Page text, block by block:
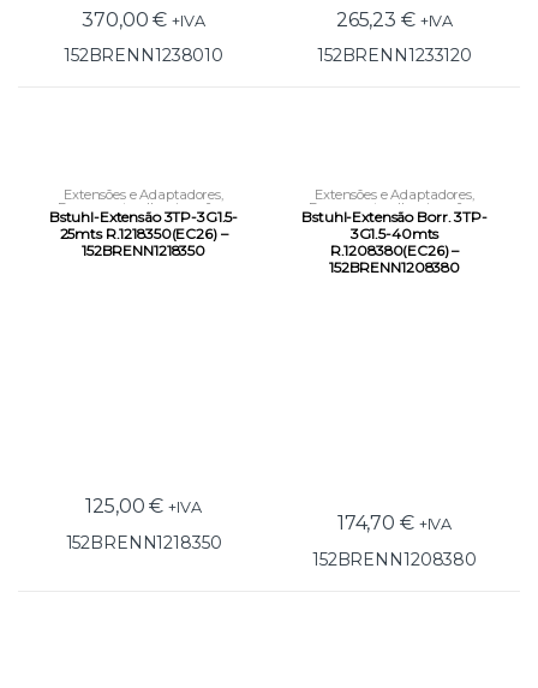
370,00€ +IVA
152BRENN1238010
265,23 € +IVA
152BRENN1233120
Extensões e Adaptadores,
Ferramentas Iluminação e
Condução Elétrica
Bstuhl-Extensão 3TP-3G1.5-
25mts R.1218350(EC26) –
152BRENN1218350
125,00€ +IVA
152BRENN1218350
Extensões e Adaptadores,
Ferramentas Iluminação e
Condução Elétrica
Bstuhl-Extensão Borr. 3TP-
3G1.5-40mts
R.1208380(EC26) –
152BRENN1208380
174,70 € +IVA
152BRENN1208380